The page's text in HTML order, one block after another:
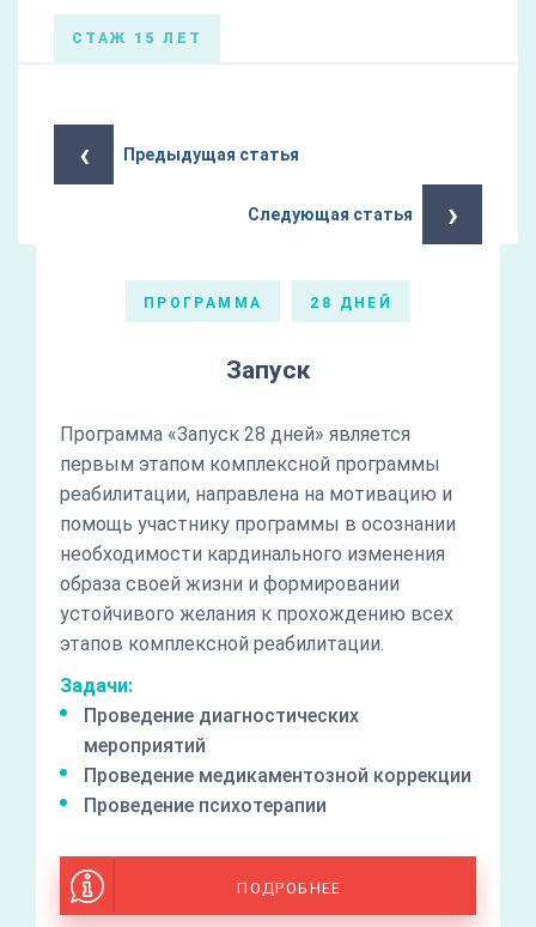
СТАЖ 15 ЛЕТ
‹ Предыдущая статья
Следующая статья ›
ПРОГРАММА 28 ДНЕЙ
Запуск
Программа «Запуск 28 дней» является
первым этапом комплексной программы
реабилитации, направлена на мотивацию и
помощь участнику программы в осознании
необходимости кардинального изменения
образа своей жизни и формировании
устойчивого желания к прохождению всех
этапов комплексной реабилитации.
Задачи:
Проведение диагностических
мероприятий
Проведение медикаментозной коррекции
Проведение психотерапии
ПОДРОБНЕЕ